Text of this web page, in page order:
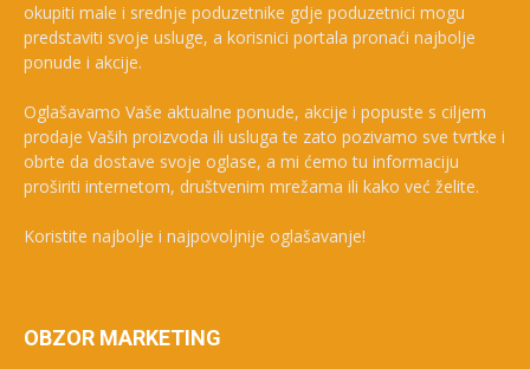
okupiti male i srednje poduzetnike gdje poduzetnici mogu
predstaviti svoje usluge, a korisnici portala pronaći najbolje
ponude i akcije.
Oglašavamo Vaše aktualne ponude, akcije i popuste s ciljem
prodaje Vaših proizvoda ili usluga te zato pozivamo sve tvrtke i
obrte da dostave svoje oglase, a mi ćemo tu informaciju
proširiti internetom, društvenim mrežama ili kako već želite.
Koristite najbolje i najpovoljnije oglašavanje!
OBZOR MARKETING